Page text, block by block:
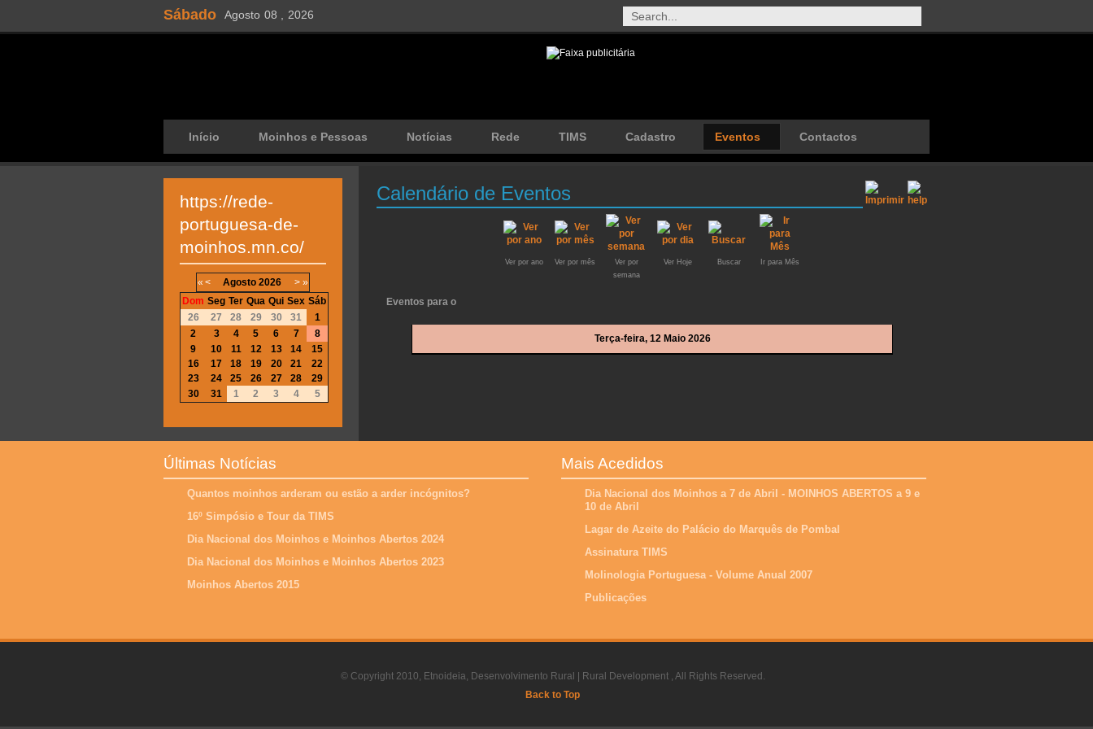
Sábado Agosto 08 , 2026
Início Moinhos e Pessoas Notícias Rede TIMS Cadastro Eventos Contactos
Calendário de Eventos
Ver por ano Ver por mês
Ver por
semana
Ver Hoje Buscar Ir para Mês
Eventos para o
Terça-feira, 12 Maio 2026
https://rede-
portuguesa-de-
moinhos.mn.co/
« < Agosto 2026 > »
Dom Seg Ter Qua Qui Sex Sáb
26
27 28 29 30 31
1
2
3 4 5 6 7
8
9
10 11 12 13 14
15
16
17 18 19 20 21
22
23
24 25 26 27 28
29
30
31 1 2 3 4 5
Últimas Notícias
Quantos moinhos arderam ou estão a arder incógnitos?
16º Simpósio e Tour da TIMS
Dia Nacional dos Moinhos e Moinhos Abertos 2024
Dia Nacional dos Moinhos e Moinhos Abertos 2023
Moinhos Abertos 2015
Mais Acedidos
Dia Nacional dos Moinhos a 7 de Abril - MOINHOS ABERTOS a 9 e
10 de Abril
Lagar de Azeite do Palácio do Marquês de Pombal
Assinatura TIMS
Molinologia Portuguesa - Volume Anual 2007
Publicações
© Copyright 2010, Etnoideia, Desenvolvimento Rural | Rural Development , All Rights Reserved.
Back to Top